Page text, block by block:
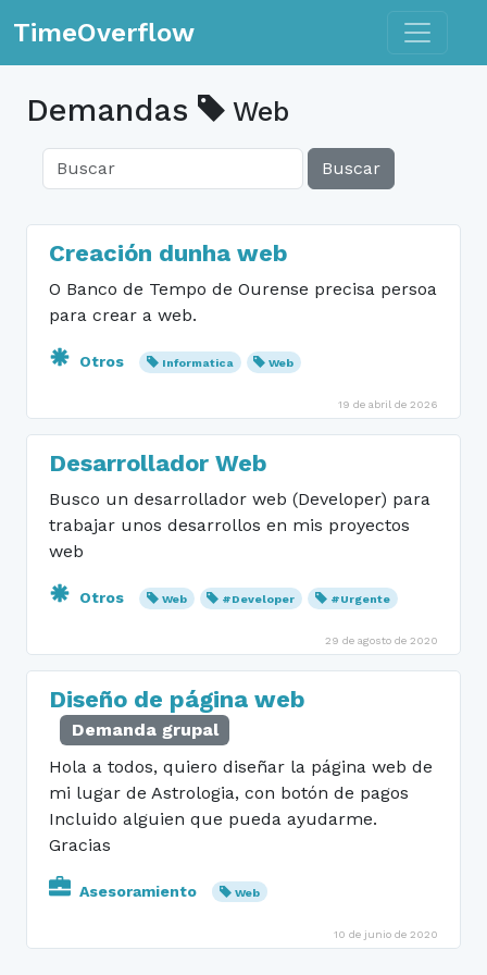
TimeOverflow Toggle
Demandas Web
Buscar
Creación dunha web
O Banco de Tempo de Ourense precisa persoa
para crear a web.
Otros Informatica Web
19 de abril de 2026
Desarrollador Web
Busco un desarrollador web (Developer) para
trabajar unos desarrollos en mis proyectos
web
Otros Web #Developer #Urgente
29 de agosto de 2020
Diseño de página web
Demanda grupal
Hola a todos, quiero diseñar la página web de
mi lugar de Astrologia, con botón de pagos
Incluido alguien que pueda ayudarme.
Gracias
Asesoramiento Web
10 de junio de 2020